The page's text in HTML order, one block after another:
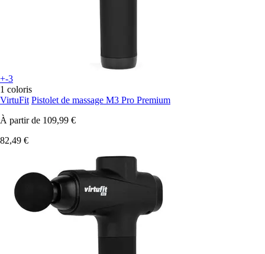
+-3
1 coloris
VirtuFit Pistolet de massage M3 Pro Premium
À partir de 109,99 €
82,49 €